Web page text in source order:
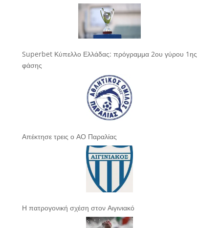
Superbet Κύπελλο Ελλάδας: πρόγραμμα 2ου γύρου 1ης
φάσης
Απέκτησε τρεις ο ΑΟ Παραλίας
Η πατρογονική σχέση στον Αιγινιακό